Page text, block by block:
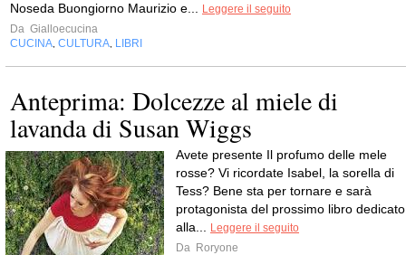
Noseda Buongiorno Maurizio e...
Leggere il seguito
Da Gialloecucina
CUCINA CULTURA LIBRI
Anteprima: Dolcezze al miele di
lavanda di Susan Wiggs
Avete presente Il profumo delle mele
rosse? Vi ricordate Isabel, la sorella di
Tess? Bene sta per tornare e sarà
protagonista del prossimo libro dedicato
alla...
Leggere il seguito
Da Roryone